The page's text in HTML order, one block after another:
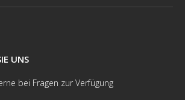
UNS
bei Fragen zur Verfügung